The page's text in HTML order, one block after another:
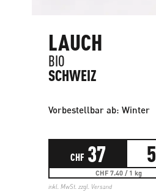
LAUCH
BIO
SCHWEIZ
Vorbestellbar ab: Winter
CHF 37 5
CHF 7.40 / 1 kg
inkl. MwSt. zzgl. Versand